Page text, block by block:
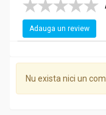
Adauga un review
Nu exista nici un